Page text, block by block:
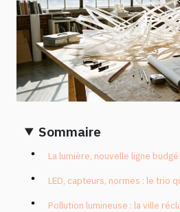
Sommaire
La lumière, nouvelle ligne
LED, capteurs, normes : le trio
Pollution lumineuse : la ville